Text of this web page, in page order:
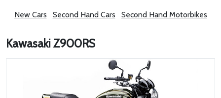
New Cars Second Hand Cars Second Hand Motorbikes
Kawasaki Z900RS